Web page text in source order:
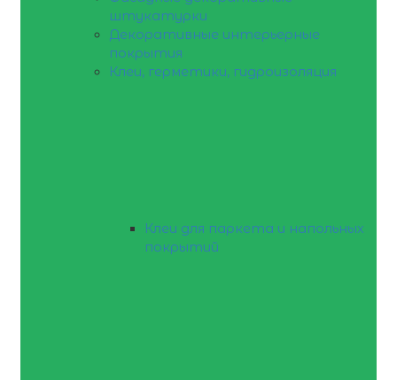
штукатурки
Декоративные интерьерные
покрытия
Клеи, герметики, гидроизоляция
Клеи для паркета и напольных
покрытий